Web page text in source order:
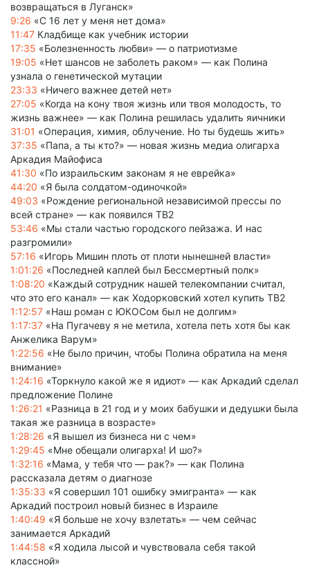
возвращаться в Луганск»
9:26 «С 16 лет у меня нет дома»
11:47 Кладбище как учебник истории
17:35 «Болезненность любви» — о патриотизме
19:05 «Нет шансов не заболеть раком» — как Полина
узнала о генетической мутации
23:33 «Ничего важнее детей нет»
27:05 «Когда на кону твоя жизнь или твоя молодость, то
жизнь важнее» — как Полина решилась удалить яичники
31:01 «Операция, химия, облучение. Но ты будешь жить»
37:35 «Папа, а ты кто?» — новая жизнь медиа олигарха
Аркадия Майофиса
41:30 «По израильским законам я не еврейка»
44:20 «Я была солдатом-одиночкой»
49:03 «Рождение региональной независимой прессы по
всей стране» — как появился ТВ2
53:46 «Мы стали частью городского пейзажа. И нас
разгромили»
57:16 «Игорь Мишин плоть от плоти нынешней власти»
1:01:26 «Последней каплей был Бессмертный полк»
1:08:20 «Каждый сотрудник нашей телекомпании считал,
что это его канал» — как Ходорковский хотел купить ТВ2
1:12:57 «Наш роман с ЮКОСом был не долгим»
1:17:37 «На Пугачеву я не метила, хотела петь хотя бы как
Анжелика Варум»
1:22:56 «Не было причин, чтобы Полина обратила на меня
внимание»
1:24:16 «Торкнуло какой же я идиот» — как Аркадий сделал
предложение Полине
1:26:21 «Разница в 21 год и у моих бабушки и дедушки была
такая же разница в возрасте»
1:28:26 «Я вышел из бизнеса ни с чем»
1:29:45 «Мне обещали олигарха! И шо?»
1:32:16 «Мама, у тебя что — рак?» — как Полина
рассказала детям о диагнозе
1:35:33 «Я совершил 101 ошибку эмигранта» — как
Аркадий построил новый бизнес в Израиле
1:40:49 «Я больше не хочу взлетать» — чем сейчас
занимается Аркадий
1:44:58 «Я ходила лысой и чувствовала себя такой
классной»